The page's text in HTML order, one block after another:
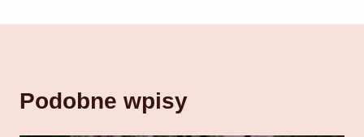
Podobne wpisy